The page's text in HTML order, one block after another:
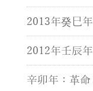
2013年癸巳
2012年壬辰
辛卯年：革命